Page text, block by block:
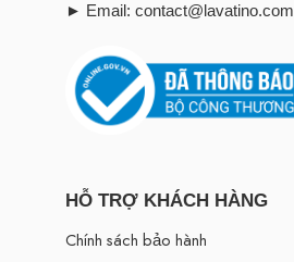
► Email: contact@lavatino.com
HỖ TRỢ KHÁCH HÀNG
Chính sách bảo hành